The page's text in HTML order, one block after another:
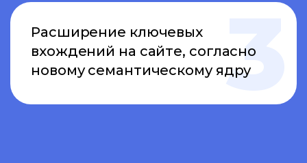
Расширение ключевых
вхождений на сайте, согласно
новому семантическому ядру